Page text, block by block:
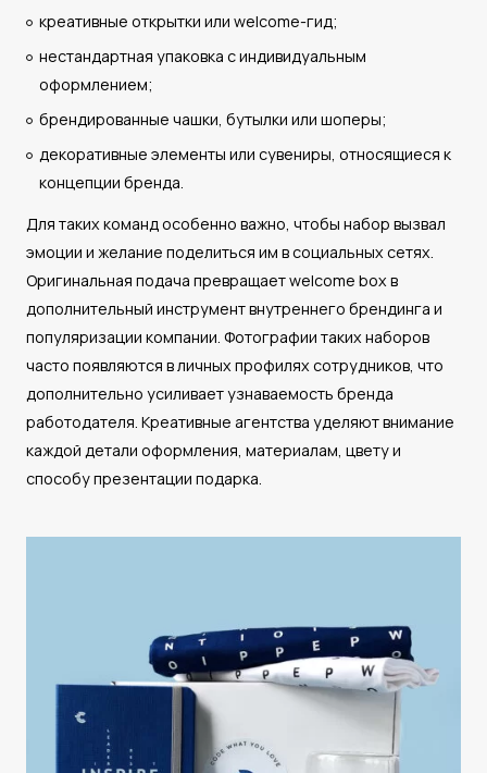
креативные открытки или welcome-гид;
нестандартная упаковка с индивидуальным
оформлением;
брендированные чашки, бутылки или шоперы;
декоративные элементы или сувениры, относящиеся к
концепции бренда.
Для таких команд особенно важно, чтобы набор вызвал
эмоции и желание поделиться им в социальных сетях.
Оригинальная подача превращает welcome box в
дополнительный инструмент внутреннего брендинга и
популяризации компании. Фотографии таких наборов
часто появляются в личных профилях сотрудников, что
дополнительно усиливает узнаваемость бренда
работодателя. Креативные агентства уделяют внимание
каждой детали оформления, материалам, цвету и
способу презентации подарка.